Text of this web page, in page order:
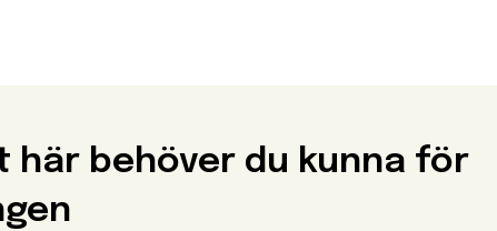
här behöver du kunna för